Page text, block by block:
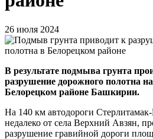
26 июля 2024
В результате подмыва грунта
разрушение дорожного полотна
Белорецком районе Башкирии.
На 140 км автодороги
недалеко от села Верхний Авзян,
разрушение гравийной дороги